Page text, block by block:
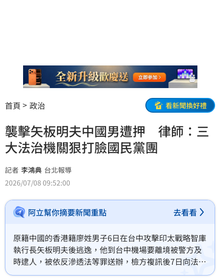
首頁 政治 看新聞換好禮
襲擊矢板明夫中國男遭押 律師：三
大法治機關狠打臉國民黨團
記者 李鴻典 台北報導
2026/07/08 09:52:00
阿立幫你摘要新聞重點 去看看
原籍中國的香港籍廖姓男子6日在台中攻擊印太戰略智庫
執行長矢板明夫後逃逸，他到台中機場要離境被警方及
時逮人，被依反滲透法等罪送辦，檢方複訊後7日向法院
聲押禁見獲准。黃帝穎律師對此表示，台中市警局、台